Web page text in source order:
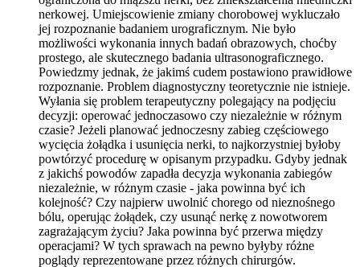
nerkowej. Umiejscowienie zmiany chorobowej wykluczało
jej rozpoznanie badaniem urograficznym. Nie było
możliwości wykonania innych badań obrazowych, choćby
prostego, ale skutecznego badania ultrasonograficznego.
Powiedzmy jednak, że jakimś cudem postawiono prawidłowe
rozpoznanie. Problem diagnostyczny teoretycznie nie istnieje.
Wyłania się problem terapeutyczny polegający na podjęciu
decyzji: operować jednoczasowo czy niezależnie w różnym
czasie? Jeżeli planować jednoczesny zabieg częściowego
wycięcia żołądka i usunięcia nerki, to najkorzystniej byłoby
powtórzyć procedurę w opisanym przypadku. Gdyby jednak
z jakichś powodów zapadła decyzja wykonania zabiegów
niezależnie, w różnym czasie - jaka powinna być ich
kolejność? Czy najpierw uwolnić chorego od nieznośnego
bólu, operując żołądek, czy usunąć nerkę z nowotworem
zagrażającym życiu? Jaka powinna być przerwa między
operacjami? W tych sprawach na pewno byłyby różne
poglądy reprezentowane przez różnych chirurgów.